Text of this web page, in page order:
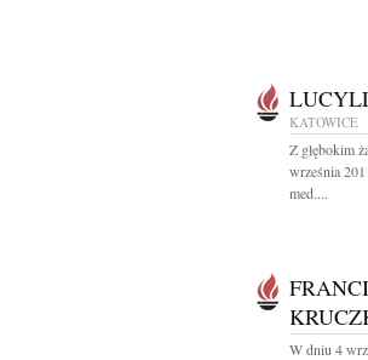
KATOWICE
Z głębokim
września
med....
W dniu 4